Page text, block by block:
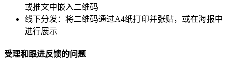
或推文中嵌入二维码
线下分发：将二维码通过A4纸打印并张贴，或在海报中
进行展示
受理和跟进反馈的问题